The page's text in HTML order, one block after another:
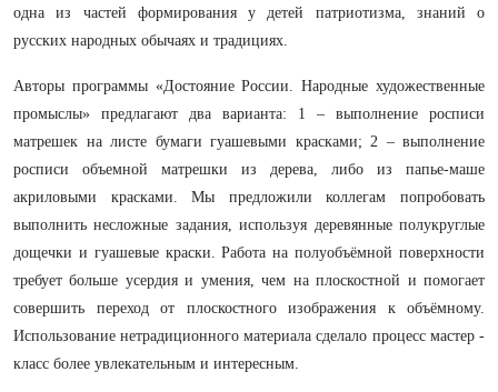
одна из частей формирования у детей патриотизма, знаний о
русских народных обычаях и традициях.
Авторы программы «Достояние России. Народные художественные
промыслы» предлагают два варианта: 1 – выполнение росписи
матрешек на листе бумаги гуашевыми красками; 2 – выполнение
росписи объемной матрешки из дерева, либо из папье-маше
акриловыми красками. Мы предложили коллегам попробовать
выполнить несложные задания, используя деревянные полукруглые
дощечки и гуашевые краски. Работа на полуобъёмной поверхности
требует больше усердия и умения, чем на плоскостной и помогает
совершить переход от плоскостного изображения к объёмному.
Использование нетрадиционного материала сделало процесс мастер -
класс более увлекательным и интересным.